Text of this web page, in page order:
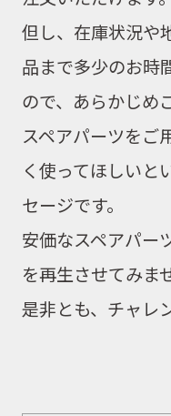
但し、在庫状況や
品まで多少のお時
ので、あらかじめ
スペアパーツをご
く使ってほしいと
セージです。
安価なスペアパー
を再生させてみま
是非とも、チャレ